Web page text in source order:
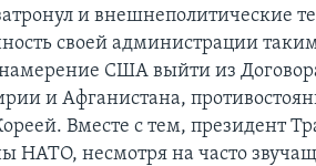
и внешнеполитические
своей администрации
США выйти из
и Афганистана,
Вместе с тем, президент
НАТО, несмотря на часто